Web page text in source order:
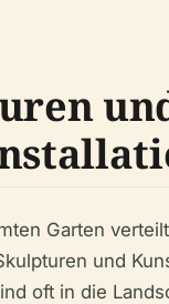
Garten
und
oft in die